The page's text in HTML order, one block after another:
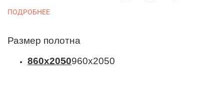
ПОДРОБНЕЕ
Размер полотна
860х2050960х2050